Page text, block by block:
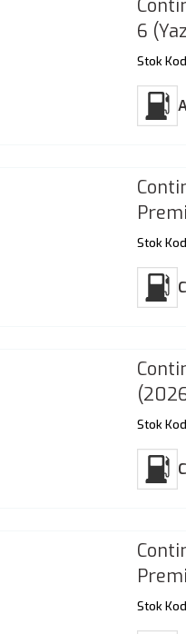
6
Stok
Stok
C
Stok
C
Stok